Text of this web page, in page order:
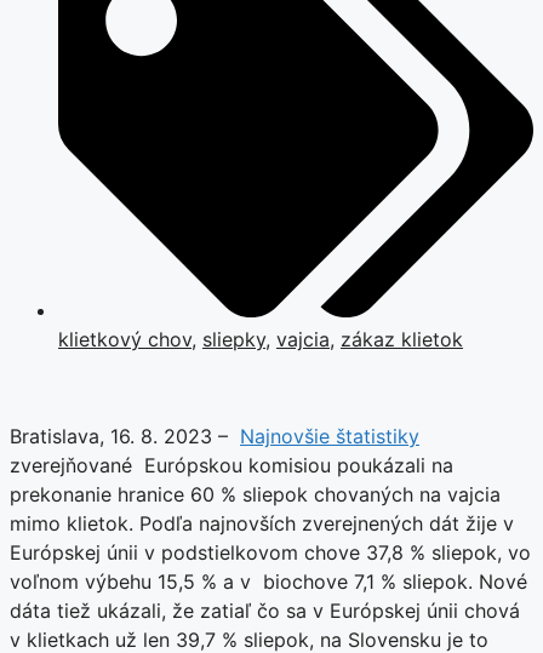
klietkový chov, sliepky, vajcia, zákaz klietok
Bratislava, 16. 8. 2023 – Najnovšie štatistiky
zverejňované Európskou komisiou poukázali na
prekonanie hranice 60 % sliepok chovaných na vajcia
mimo klietok. Podľa najnovších zverejnených dát žije v
Európskej únii v podstielkovom chove 37,8 % sliepok, vo
voľnom výbehu 15,5 % a v biochove 7,1 % sliepok. Nové
dáta tiež ukázali, že zatiaľ čo sa v Európskej únii chová
v klietkach už len 39,7 % sliepok, na Slovensku je to